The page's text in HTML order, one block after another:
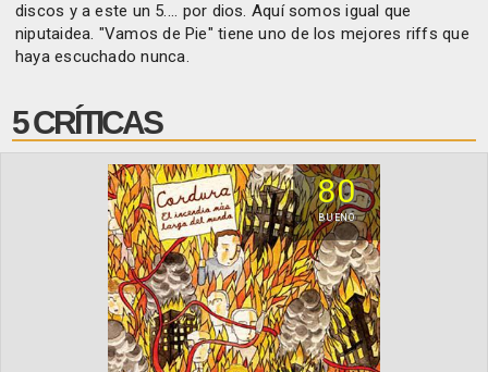
discos y a este un 5.... por dios. Aquí somos igual que
niputaidea. "Vamos de Pie" tiene uno de los mejores riffs que
haya escuchado nunca.
5 CRÍTICAS
80
BUENO